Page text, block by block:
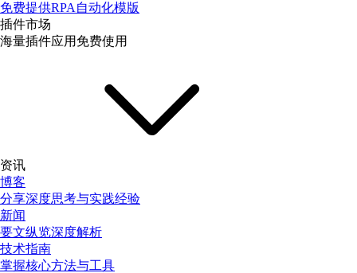
免费提供RPA自动化模版
插件市场
海量插件应用免费使用
资讯
博客
分享深度思考与实践经验
新闻
要文纵览深度解析
技术指南
掌握核心方法与工具